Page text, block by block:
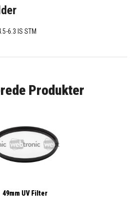
6.3 IS STM
Produkter
49mm UV Filter